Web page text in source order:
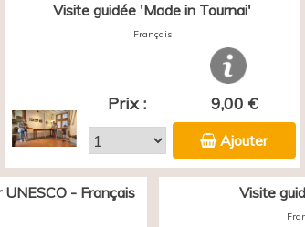
Visite guidée 'Made in Tournai'
Français
Prix : 9,00 €
Ajouter
- Français Visite